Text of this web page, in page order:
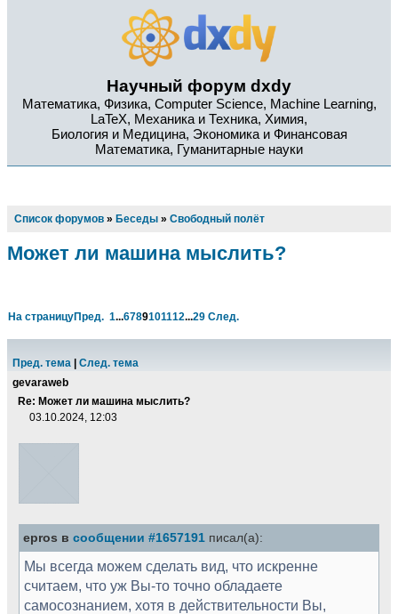
Научный форум dxdy
Математика, Физика, Computer Science, Machine Learning,
LaTeX, Механика и Техника, Химия,
Биология и Медицина, Экономика и Финансовая
Математика, Гуманитарные науки
Список форумов » Беседы » Свободный полёт
Может ли машина мыслить?
На страницуПред. 1...6789101112...29 След.
Пред. тема
След. тема
gevaraweb
Re: Может ли машина мыслить?
03.10.2024, 12:03
epros в сообщении #1657191 писал(а):
Мы всегда можем сделать вид, что искренне
считаем, что уж Вы-то точно обладаете
самосознанием, хотя в действительности Вы,